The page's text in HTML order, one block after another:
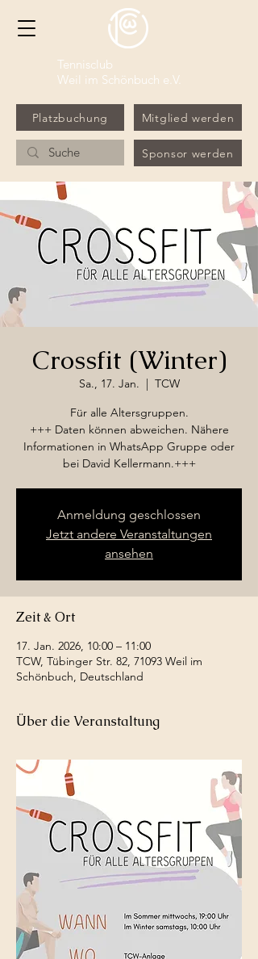
Tennisclub
Weil im Schönbuch e.V.
Platzbuchung Mitglied werden
Sponsor werden
Crossfit (Winter)
Sa., 17. Jan.
  |
TCW
Für alle Altersgruppen.
+++ Daten können abweichen. Nähere
Informationen in WhatsApp Gruppe oder
bei David Kellermann.+++
Anmeldung geschlossen
Jetzt andere Veranstaltungen
ansehen
Zeit & Ort
17. Jan. 2026, 10:00 – 11:00
TCW, Tübinger Str. 82, 71093 Weil im
Schönbuch, Deutschland
Über die Veranstaltung